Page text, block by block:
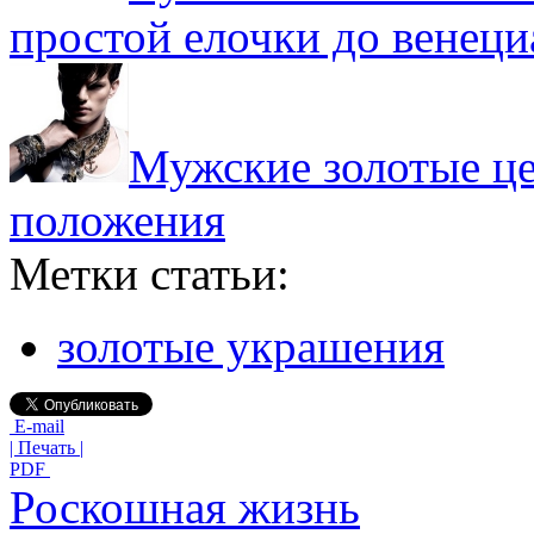
простой елочки до
Мужские золотые
положения
Метки статьи:
золотые украшения
E-mail
| Печать |
PDF
Роскошная жизнь